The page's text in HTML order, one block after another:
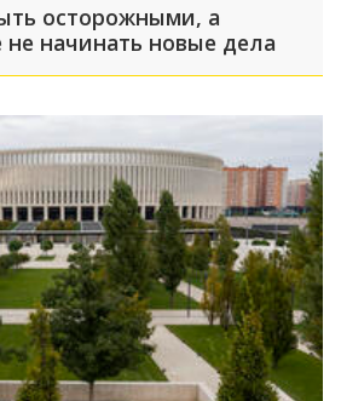
осторожными, а
начинать новые дела